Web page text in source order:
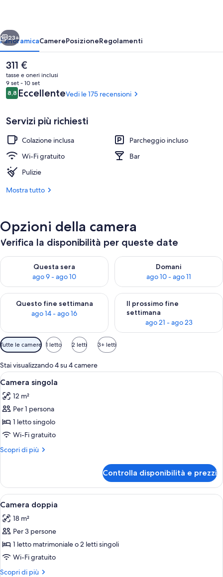
Una scrivania, insonorizzazione,
Avanti
23+
PanoramicaCamerePosizioneRegolamenti
Il
prezzo
attuale
è
311 €
311 €
tasse e oneri inclusi
9 set - 10 set
Recensioni
8,88,8 su 10
EccellenteVedi le 175 recensioni
Servizi più richiesti
Colazione inclusa
Parcheggio incluso
Wi-Fi gratuito
Bar
Pulizie
Mostra tutto
Opzioni della camera
Verifica la disponibilità per queste date
Questa sera
ago 9 - ago 10
Verifica la disponibilità per questa sera, ago 9 - ago 10
Domani
ago 10 - ago 11
Verifica la disponibilità per
Questo fine settimana
ago 14 - ago 16
Verifica la disponibilità per questo fine settimana, ago 14 -
Il prossimo fine
settimana
ago 21 - ago 23
Verifica la disponibilità per il
Filtri
disponibili
per
le
camere
Tutte le camere 1 letto 2 letti 3+ letti
Stai visualizzando 4 su 4 camere
Apri
tutte
le
foto
per
Camera
singola
Una camera da letto mansardata
5
Camera singola
12 m²
Per 1 persona
1 letto singolo
Wi-Fi gratuito
Scopri di più
Altri
singola
Controlla disponibilità e prezzi
Apri
tutte
le
foto
per
Camera
doppia
Una camera da letto accogliente
6
Camera doppia
18 m²
Per 3 persone
1 letto matrimoniale o 2 letti singoli
Wi-Fi gratuito
Scopri di più
Altri